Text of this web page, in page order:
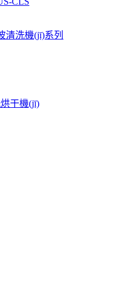
清洗機(jī)系列
干機(jī)